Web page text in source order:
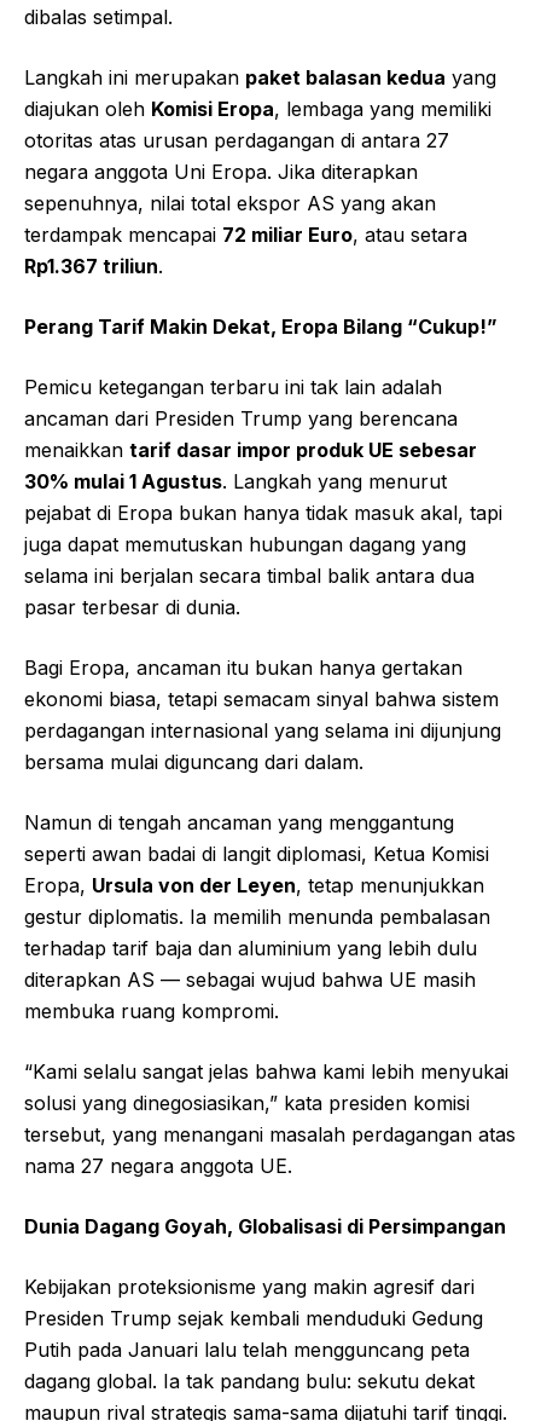
dibalas setimpal.
Langkah ini merupakan paket balasan kedua yang
diajukan oleh Komisi Eropa, lembaga yang memiliki
otoritas atas urusan perdagangan di antara 27
negara anggota Uni Eropa. Jika diterapkan
sepenuhnya, nilai total ekspor AS yang akan
terdampak mencapai 72 miliar Euro, atau setara
Rp1.367 triliun.
Perang Tarif Makin Dekat, Eropa Bilang “Cukup!”
Pemicu ketegangan terbaru ini tak lain adalah
ancaman dari Presiden Trump yang berencana
menaikkan tarif dasar impor produk UE sebesar
30% mulai 1 Agustus. Langkah yang menurut
pejabat di Eropa bukan hanya tidak masuk akal, tapi
juga dapat memutuskan hubungan dagang yang
selama ini berjalan secara timbal balik antara dua
pasar terbesar di dunia.
Bagi Eropa, ancaman itu bukan hanya gertakan
ekonomi biasa, tetapi semacam sinyal bahwa sistem
perdagangan internasional yang selama ini dijunjung
bersama mulai diguncang dari dalam.
Namun di tengah ancaman yang menggantung
seperti awan badai di langit diplomasi, Ketua Komisi
Eropa, Ursula von der Leyen, tetap menunjukkan
gestur diplomatis. Ia memilih menunda pembalasan
terhadap tarif baja dan aluminium yang lebih dulu
diterapkan AS — sebagai wujud bahwa UE masih
membuka ruang kompromi.
“Kami selalu sangat jelas bahwa kami lebih menyukai
solusi yang dinegosiasikan,” kata presiden komisi
tersebut, yang menangani masalah perdagangan atas
nama 27 negara anggota UE.
Dunia Dagang Goyah, Globalisasi di Persimpangan
Kebijakan proteksionisme yang makin agresif dari
Presiden Trump sejak kembali menduduki Gedung
Putih pada Januari lalu telah mengguncang peta
dagang global. Ia tak pandang bulu: sekutu dekat
maupun rival strategis sama-sama dijatuhi tarif tinggi.